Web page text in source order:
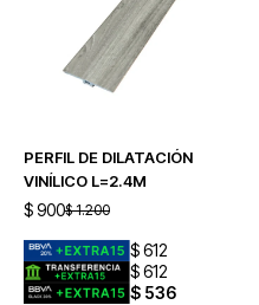
PERFIL DE DILATACIÓN
VINÍLICO L=2.4M
$900$ 1.200
$612
$612
$ 536